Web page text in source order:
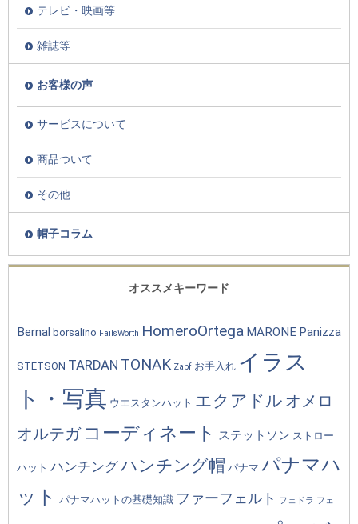
テレビ・映画等
雑誌等
お客様の声
サービスについて
商品ついて
その他
帽子コラム
オススメキーワード
Bernal borsalino FailsWorth HomeroOrtega MARONE Panizza
STETSON TARDAN TONAK Zapf お手入れ イラス
ト・写真 ウエスタンハット エクアドル オメロ
オルテガ コーディネート ステットソン ストロー
ハット ハンチングハンチング帽 パナマ パナマハ
ット
パナマハットの基礎知識 ファーフェルト フェドラ フェ